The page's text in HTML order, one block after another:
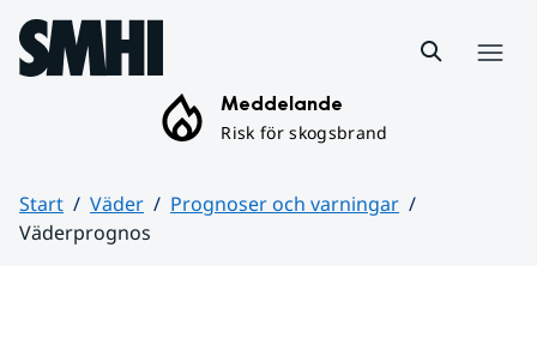
Hoppa till sidans innehåll
Meddelande
Risk för skogsbrand
Start Väder
Prognoser och varningar
Väderprognos